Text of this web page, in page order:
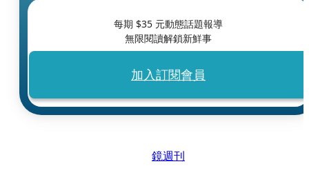
每期 $35 元動態話題報導
無限閱讀解鎖新鮮事
加入訂閱會員
鏡週刊